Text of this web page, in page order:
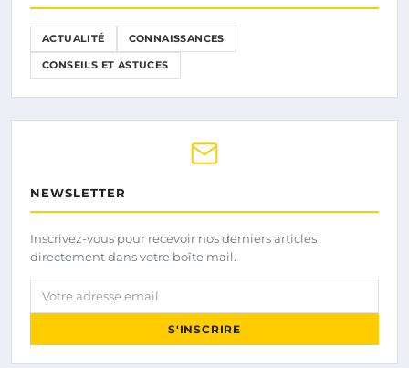
ACTUALITÉ CONNAISSANCES
CONSEILS ET ASTUCES
NEWSLETTER
Inscrivez-vous pour recevoir nos derniers articles
directement dans votre boîte mail.
Votre adresse email
S'INSCRIRE